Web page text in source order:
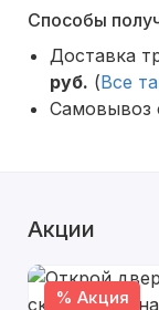
Способы
Доставка
руб. (Все
Самовывоз
Акции
% Акция